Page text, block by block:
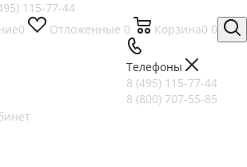
0 Отложенные 0 Корзина0 0
Телефоны
8 (495) 115-77-44
8 (800) 707-55-85
115-77-44